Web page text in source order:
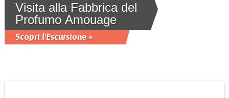
Visita alla Fabbrica del
Profumo Amouage
Scopri l'Escursione »